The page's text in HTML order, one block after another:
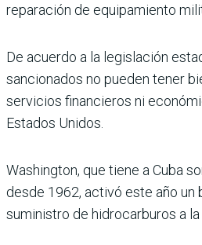
reparación de equipamiento
De acuerdo a la legislación
sancionados no pueden tener
servicios financieros ni
Estados Unidos.
Washington, que tiene a Cuba
desde 1962, activó este año un
suministro de hidrocarburos a la